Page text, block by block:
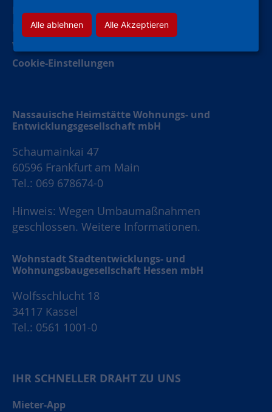
Impressum
Datenschutz
Widerruf Werbung
Cookie-Einstellungen
Nassauische Heimstätte Wohnungs- und
Entwicklungsgesellschaft mbH
Schaumainkai 47
60596 Frankfurt am Main
Tel.: 069 678674-0
Hinweis: Wegen Umbaumaßnahmen
geschlossen. Weitere Informationen.
Wohnstadt Stadtentwicklungs- und
Wohnungsbaugesellschaft Hessen mbH
Wolfsschlucht 18
34117 Kassel
Tel.: 0561 1001-0
IHR SCHNELLER DRAHT ZU UNS
Mieter-App
Alle ablehnen Alle Akzeptieren